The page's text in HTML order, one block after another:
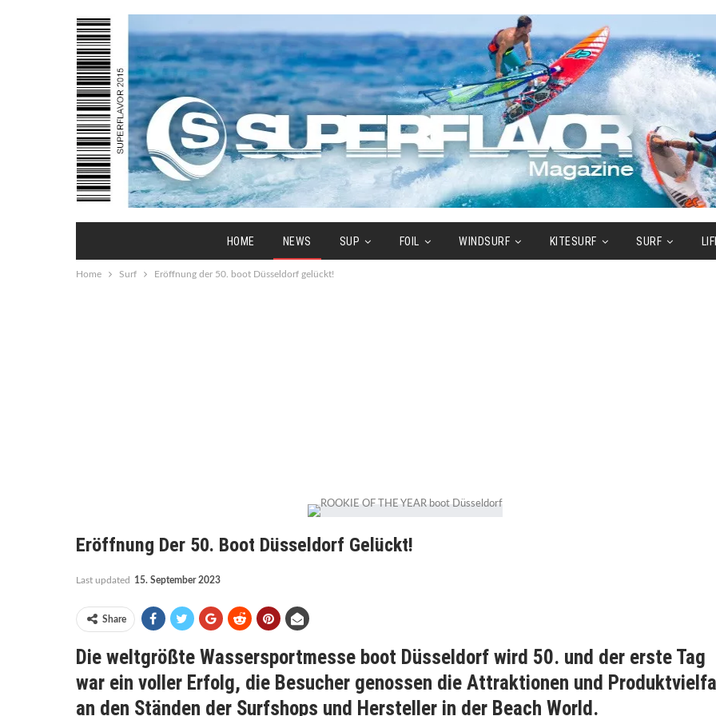
HOME NEWS SUP FOIL WINDSURF KITESURF SURF
Home Surf Eröffnung der 50. boot Düsseldorf gelückt!
Eröffnung Der 50. Boot Düsseldorf Gelückt!
Last updated 15. September 2023
Share
Die weltgrößte Wassersportmesse boot Düsseldorf wird 50. und der erste Tag
war ein voller Erfolg, die Besucher genossen die Attraktionen und
an den Ständen der Surfshops und Hersteller in der Beach World.